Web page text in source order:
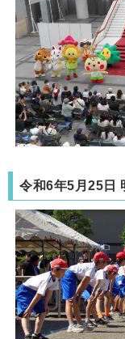
令和6年5月25日